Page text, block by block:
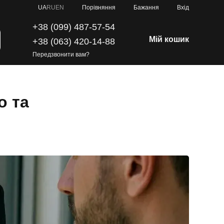
UARU EN Порівняння Бажання Вхід
+38 (099) 487-57-54
+38 (063) 420-14-88
Передзвонити вам?
Мій кошик
та